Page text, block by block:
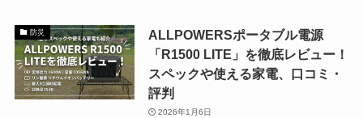
防災
ALLPOWERSポータブル電源
「R1500 LITE」を徹底レビュー！
スペックや使える家電、口コミ・
評判
2026年1月6日